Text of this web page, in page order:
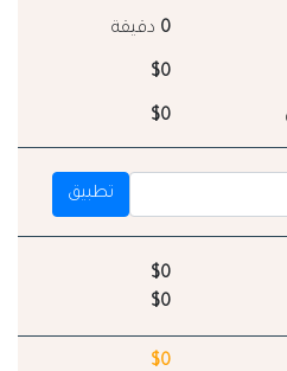
0 دقيقة
$0
$0
تطبيق
$0
$0
$0